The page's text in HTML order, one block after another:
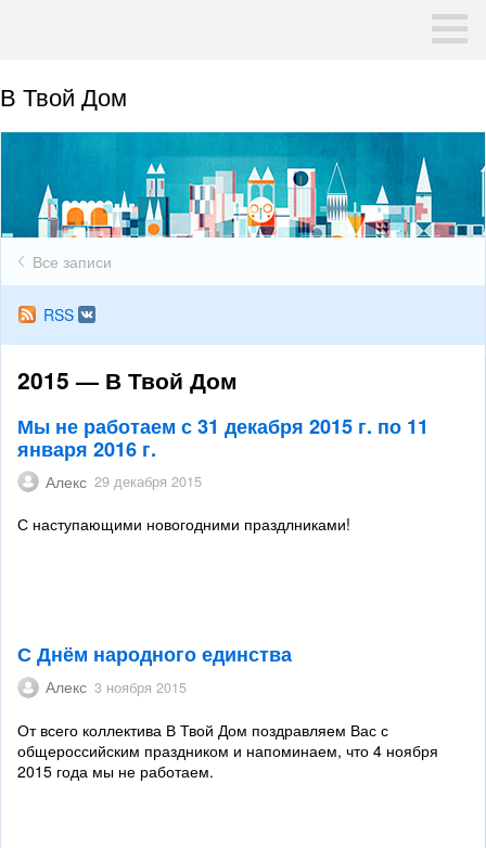
В Твой Дом
Все записи
RSS
2015 — В Твой Дом
Мы не работаем с 31 декабря 2015 г. по 11
января 2016 г.
Алекс 29 декабря 2015
С наступающими новогодними праздлниками!
С Днём народного единства
Алекс 3 ноября 2015
От всего коллектива В Твой Дом поздравляем Вас с
общероссийским праздником и напоминаем, что 4 ноября
2015 года мы не работаем.